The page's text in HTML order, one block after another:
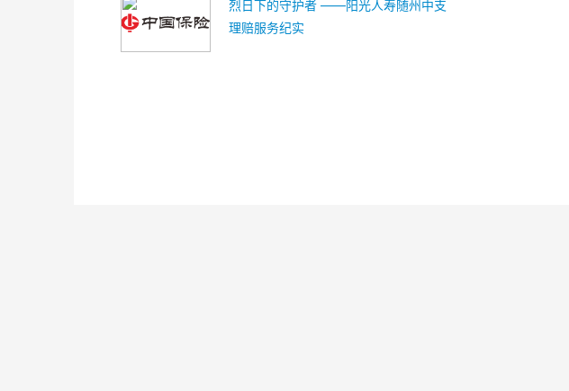
烈日下的守护者 ——阳光人寿随州中支
理赔服务纪实